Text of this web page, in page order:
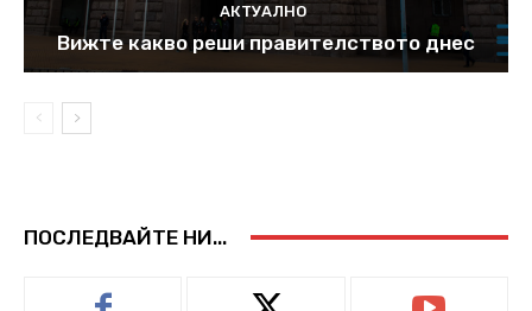
АКТУАЛНО
Вижте какво реши правителството днес
ПОСЛЕДВАЙТЕ НИ...